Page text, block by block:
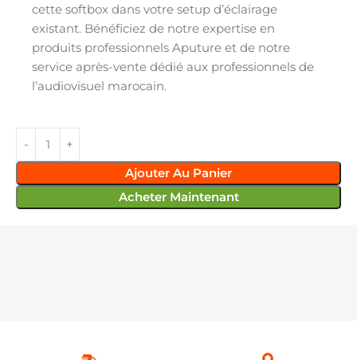
cette softbox dans votre setup d’éclairage
existant. Bénéficiez de notre expertise en
produits professionnels Aputure et de notre
service après-vente dédié aux professionnels de
l’audiovisuel marocain.
Ajouter Au Panier
Acheter Maintenant